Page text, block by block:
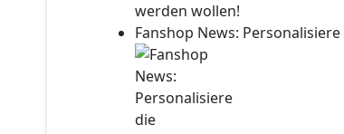
werden wollen!
Fanshop News: